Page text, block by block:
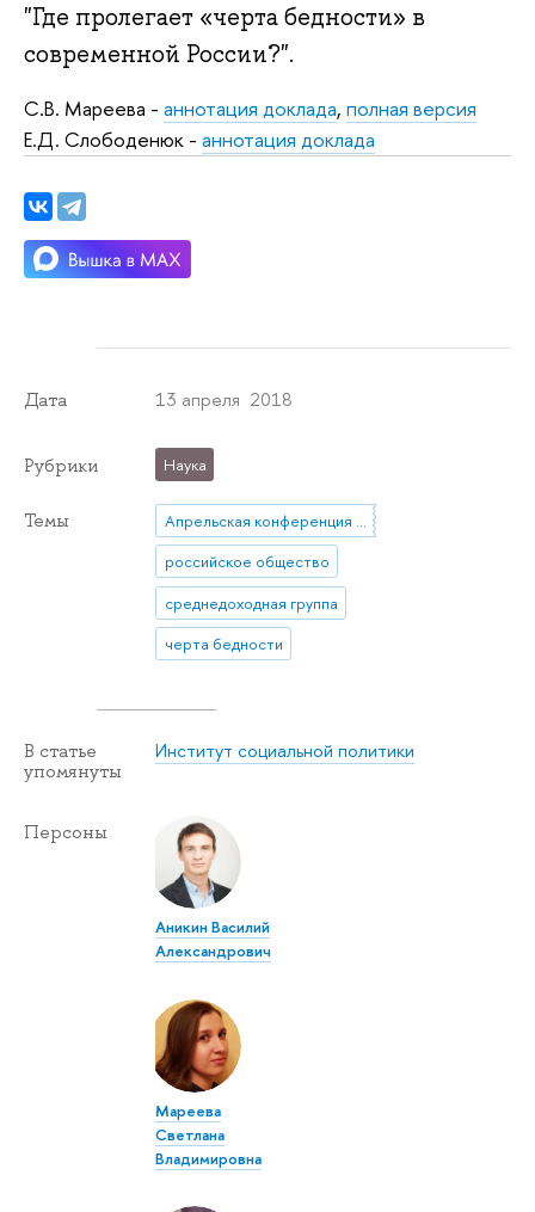
"Где пролегает «черта бедности» в
современной России?".
С.В. Мареева - аннотация доклада, полная версия
Е.Д. Слободенюк - аннотация доклада
Дата 13 апреля 2018
Рубрики Наука
Темы
Апрельская конференция 2018
российское общество
среднедоходная группа
черта бедности
В статье
упомянуты
Институт социальной политики
Персоны
Аникин Василий
Александрович
Мареева
Светлана
Владимировна